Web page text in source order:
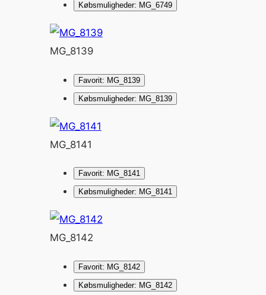
Købsmuligheder: MG_6749
MG_8139
Favorit: MG_8139
Købsmuligheder: MG_8139
MG_8141
Favorit: MG_8141
Købsmuligheder: MG_8141
MG_8142
Favorit: MG_8142
Købsmuligheder: MG_8142